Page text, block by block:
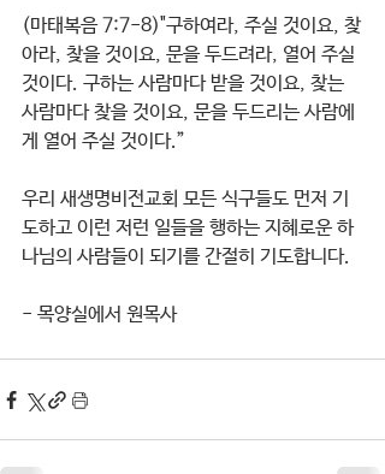
(마태복음 7:7-8)"구하여라, 주실 것이요, 찾
아라, 찾을 것이요, 문을 두드려라, 열어 주실
것이다. 구하는 사람마다 받을 것이요, 찾는
사람마다 찾을 것이요, 문을 두드리는 사람에
게 열어 주실 것이다.”
우리 새생명비전교회 모든 식구들도 먼저 기
도하고 이런 저런 일들을 행하는 지혜로운 하
나님의 사람들이 되기를 간절히 기도합니다.
- 목양실에서 원목사